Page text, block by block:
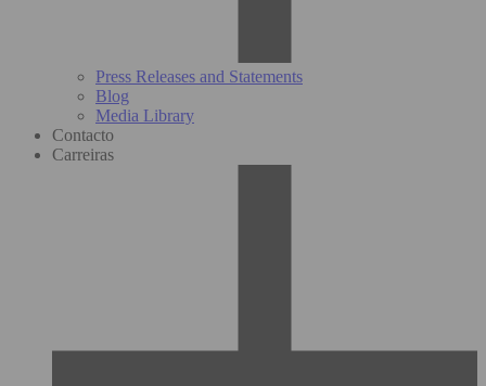
Press Releases and Statements
Blog
Media Library
Contacto
Carreiras